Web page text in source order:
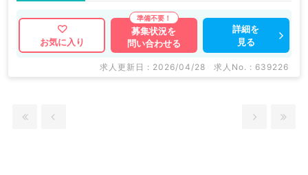
お気に入り
募集状況を
問い合わせる
詳細を
見る
求人更新日 : 2026/04/28 求人No. : 639226